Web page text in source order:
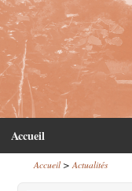
Accueil
Accueil> Actualités